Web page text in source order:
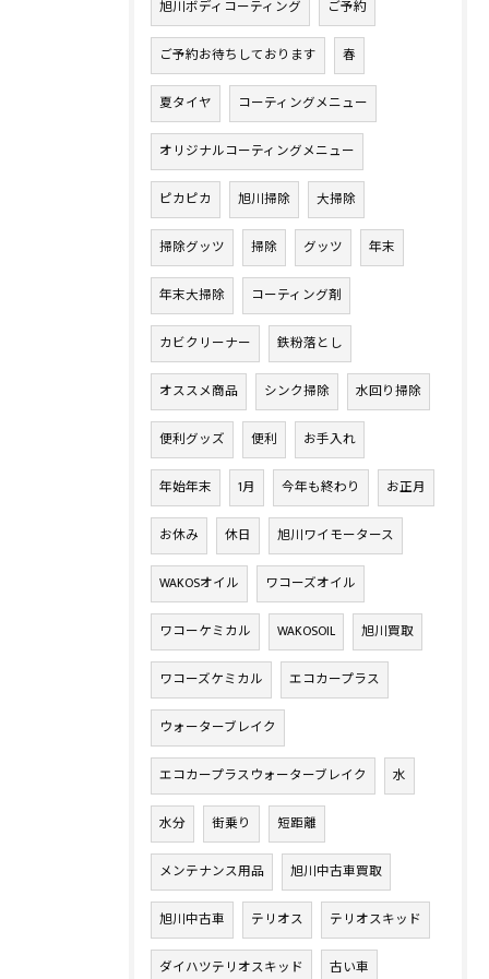
旭川ボディコーティング ご予約
ご予約お待ちしております 春
夏タイヤ コーティングメニュー
オリジナルコーティングメニュー
ピカピカ 旭川掃除 大掃除
掃除グッツ 掃除 グッツ 年末
年末大掃除 コーティング剤
カビクリーナー 鉄粉落とし
オススメ商品 シンク掃除 水回り掃除
便利グッズ 便利 お手入れ
年始年末 1月 今年も終わり お正月
お休み 休日 旭川ワイモータース
WAKOSオイル ワコーズオイル
ワコーケミカル WAKOSOIL 旭川買取
ワコーズケミカル エコカープラス
ウォーターブレイク
エコカープラスウォーターブレイク 水
水分 街乗り 短距離
メンテナンス用品 旭川中古車買取
旭川中古車 テリオス テリオスキッド
ダイハツテリオスキッド 古い車